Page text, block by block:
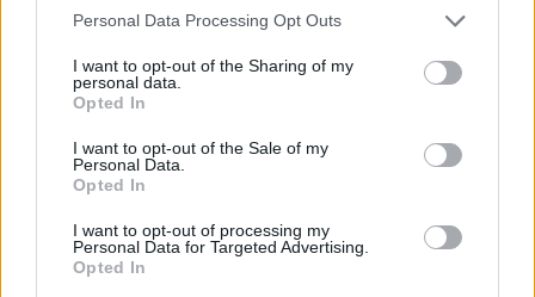
Personal Data Processing Opt Outs
I want to opt-out of the Sharing of my
personal data.
Opted In
I want to opt-out of the Sale of my
Personal Data.
Opted In
I want to opt-out of processing my
Personal Data for Targeted Advertising.
Opted In
Online: Není nikde online
Prochatováno: 0.00 hod.
Líbí se:0
Oblibené místnosti
Sledované diskuze